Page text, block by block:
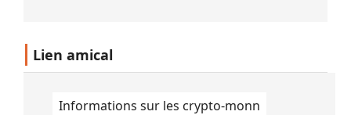
Lien amical
Informations sur les crypto-monn